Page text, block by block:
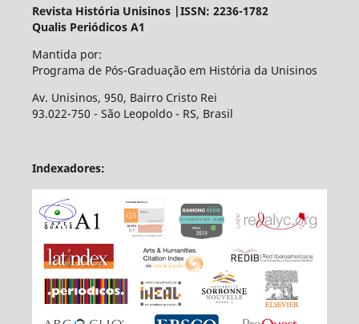
Revista História Unisinos |ISSN: 2236-1782
Qualis Periódicos A1
Mantida por:
Programa de Pós-Graduação em História da Unisinos
Av. Unisinos, 950, Bairro Cristo Rei
93.022-750 - São Leopoldo - RS, Brasil
Indexadores: